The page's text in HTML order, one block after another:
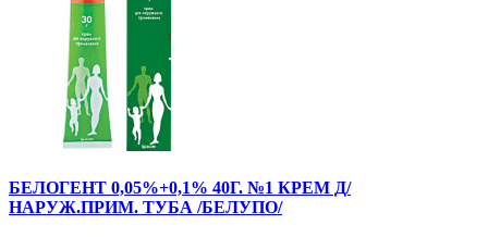
БЕЛОГЕНТ 0,05%+0,1% 40Г. №1 КРЕМ Д/
НАРУЖ.ПРИМ. ТУБА /БЕЛУПО/